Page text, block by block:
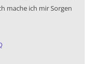
mache ich mir Sorgen